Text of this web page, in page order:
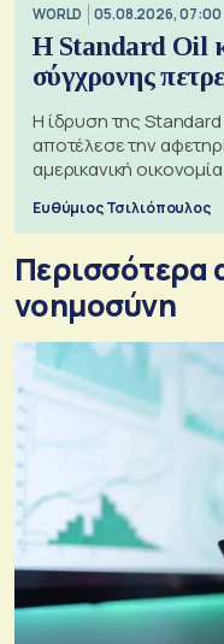
WORLD 05.08.2026, 07:00
Η Standard Oil
σύγχρονης
Η ίδρυση της
αποτέλεσε την
αμερικανική οικονομία
Ευθύμιος Τσιλιόπουλος
Περισσότερα
νοημοσύνη